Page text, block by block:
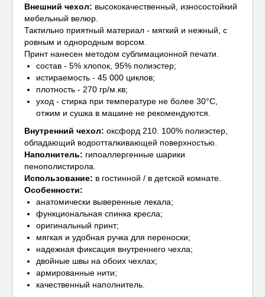
Внешний чехол: высококачественный, износостойкий
мебельный велюр.
Тактильно приятный материал - мягкий и нежный, с
ровным и однородным ворсом.
Принт нанесен методом сублимационной печати.
состав - 5% хлопок, 95% полиэстер;
истираемость - 45 000 циклов;
плотность - 270 гр/м.кв;
уход - стирка при температуре не более 30°С,
отжим и сушка в машине не рекомендуются.
Внутренний чехол: оксфорд 210. 100% полиэстер,
обладающий водоотталкивающей поверхностью.
Наполнитель: гипоаллергенные шарики
пенополистирола.
Использование: в гостинной / в детской комнате.
Особенности:
анатомически выверенные лекала;
функциональная спинка кресла;
оригинальный принт;
мягкая и удобная ручка для переноски;
надежная фиксация внутреннего чехла;
двойные швы на обоих чехлах;
армированные нити;
качественный наполнитель.